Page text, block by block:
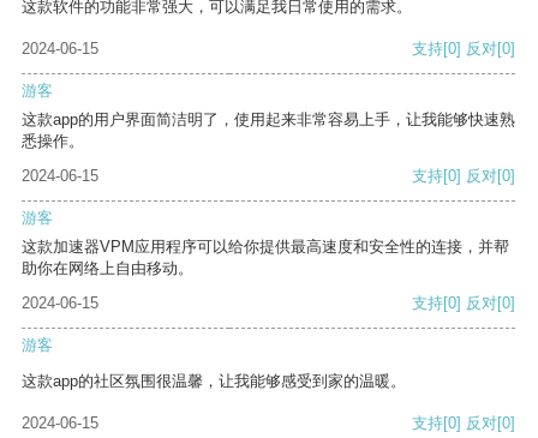
这款软件的功能非常强大，可以满足我日常使用的需求。
2024-06-15 支持[0] 反对[0]
游客
这款app的用户界面简洁明了，使用起来非常容易上手，让我能够快速熟
悉操作。
2024-06-15
支持[0] 反对[0]
游客
这款加速器VPM应用程序可以给你提供最高速度和安全性的连接，并帮
助你在网络上自由移动。
2024-06-15
支持[0] 反对[0]
游客
这款app的社区氛围很温馨，让我能够感受到家的温暖。
2024-06-15 支持[0] 反对[0]